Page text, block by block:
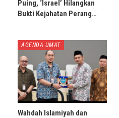
Puing, ‘Israel’ Hilangkan
Bukti Kejahatan Perang…
AGENDA UMAT
Wahdah Islamiyah dan